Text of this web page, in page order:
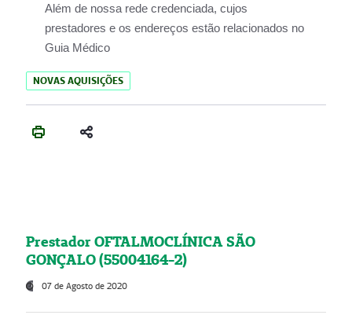
Além de nossa rede credenciada, cujos
prestadores e os endereços estão relacionados no
Guia Médico
NOVAS AQUISIÇÕES
Prestador OFTALMOCLÍNICA SÃO
GONÇALO (55004164-2)
07 de Agosto de 2020